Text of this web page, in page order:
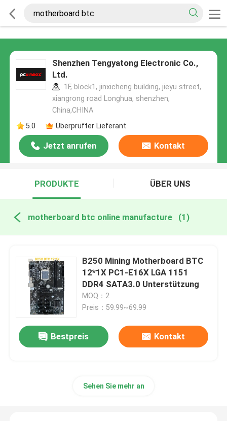
Shenzhen Tengyatong Electronic Co.,
Ltd.
1F, block1, jinxicheng building, jieyu street,
xiangrong road Longhua, shenzhen,
China,CHINA
5.0
Überprüfter Lieferant
Jetzt anrufen Kontakt
PRODUKTE ÜBER UNS
motherboard btc online manufacture (1)
B250 Mining Motherboard BTC
12*1X PC1-E16X LGA 1151
DDR4 SATA3.0 Unterstützung
MOQ：2
Preis：59.99~69.99
Bestpreis Kontakt
Sehen Sie mehr an